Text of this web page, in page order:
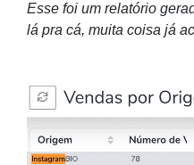
Esse foi um relatório
lá pra cá, muita coisa já